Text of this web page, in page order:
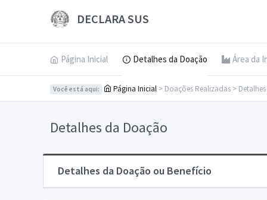
DECLARA SUS
Página Inicial Detalhes da Doação Área da
Você está aqui: Página Inicial > Doações Realizadas >
Detalhes da Doação
Detalhes da Doação ou Benefício